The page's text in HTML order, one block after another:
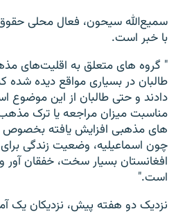
سمیع‌الله سیحون، فعال محلی
با خبر است.
" گروه های متعلق به اقلیت‌های
طالبان در بسیاری مواقع دیده
دادند و حتی طالبان از این موضوع
مناسبت میزان مراجعه یا ترک
های مذهبی افزایش یافته بخصوص
چون اسماعیلیه، وضعیت زندگی
افغانستان بسیار سخت، خفقان آور
است."